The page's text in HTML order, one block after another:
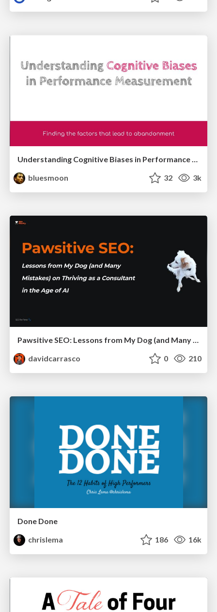
Understanding Cognitive Biases in Performance Measurement
bluesmoon
32 3k
Pawsitive SEO: Lessons from My Dog (and Many Mistakes) on Thriving as a Consultant in the Age of AI
davidcarrasco
0 210
Done Done
chrislema
186 16k